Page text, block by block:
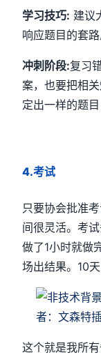
学习技巧: 建议
响应题目的套
冲刺阶段:复习
案，也要把相
定出一样的题
4.考试
只要协会批准
间很灵活。考
做了1小时就做
场出结果。10
这个就是我所